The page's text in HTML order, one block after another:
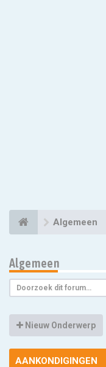
Algemeen
Algemeen
Nieuw Onderwerp
AANKONDIGINGEN